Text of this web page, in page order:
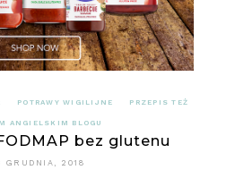
POTRAWY WIGILIJNE PRZEPIS TEŻ
ANGIELSKIM BLOGU
bez glutenu
GRUDNIA, 2018